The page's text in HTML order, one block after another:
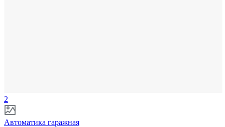
2
Автоматика гаражная